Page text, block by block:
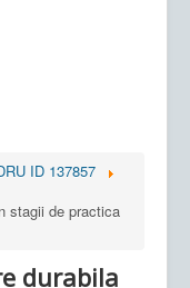
ID 137857
stagii de practica
durabila